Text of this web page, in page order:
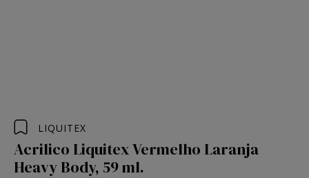
LIQUITEX
Acrilico Liquitex Vermelho Laranja
Heavy Body, 59 ml.